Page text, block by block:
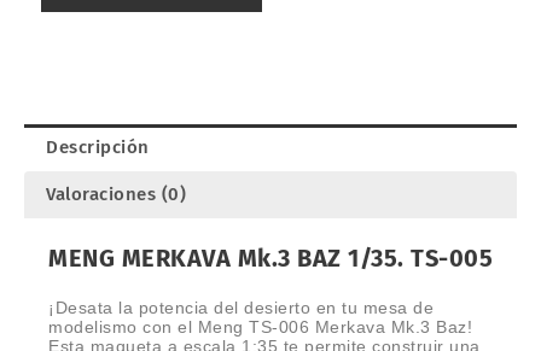
Descripción
Valoraciones (0)
MENG MERKAVA Mk.3 BAZ 1/35. TS-005
¡Desata la potencia del desierto en tu mesa de
modelismo con el Meng TS-006 Merkava Mk.3 Baz!
Esta maqueta a escala 1:35 te permite construir una